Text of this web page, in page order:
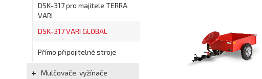
DSK-317 pro majitele TERRA
VARI
DSK-317 VARI GLOBAL
Přímo připojitelné stroje
Mulčovače, vyžínače